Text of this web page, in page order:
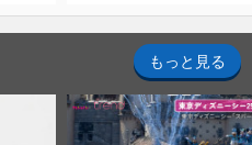
もっと見る